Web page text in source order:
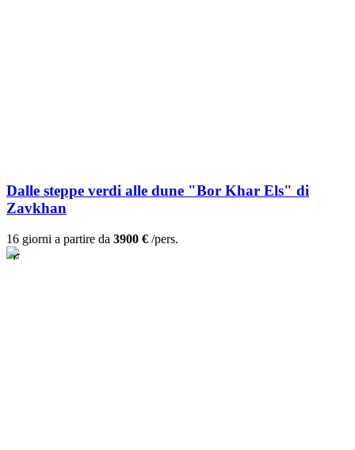
Dalle steppe verdi alle dune "Bor Khar Els" di
Zavkhan
16 giorni a partire da 3900 € /pers.